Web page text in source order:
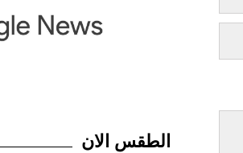
الطقس الان